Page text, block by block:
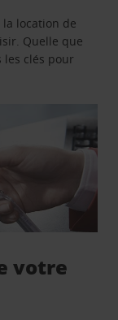
location de
Quelle que
les clés pour
votre